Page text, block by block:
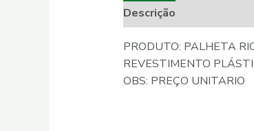
Descrição
PRODUTO: PALHETA
REVESTIMENTO
OBS: PREÇO UNITARIO